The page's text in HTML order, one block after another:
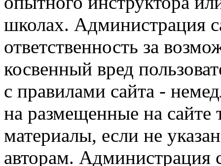
школах. Администрация
ответственность за
косвенный вред
с правилами сайта -
на размещенные на сайте
материалы, если не
авторам. Администрация